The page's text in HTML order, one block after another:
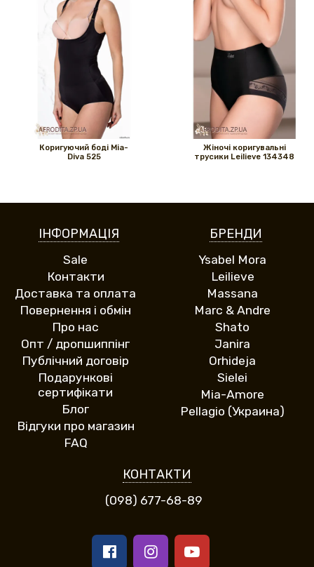
Коригуючий боді Mia-
Diva 525
Жіночі коригувальні
трусики Leilieve 134348
ІНФОРМАЦІЯ
Sale
Контакти
Доставка та оплата
Повернення і обмін
Про нас
Опт / дропшиппінг
Публічний договір
Подарункові
сертифікати
Блог
Відгуки про магазин
FAQ
БРЕНДИ
Ysabel Mora
Leilieve
Massana
Marc & Andre
Shato
Janira
Orhideja
Sielei
Mia-Amore
Pellagio (Украина)
КОНТАКТИ
(098) 677-68-89